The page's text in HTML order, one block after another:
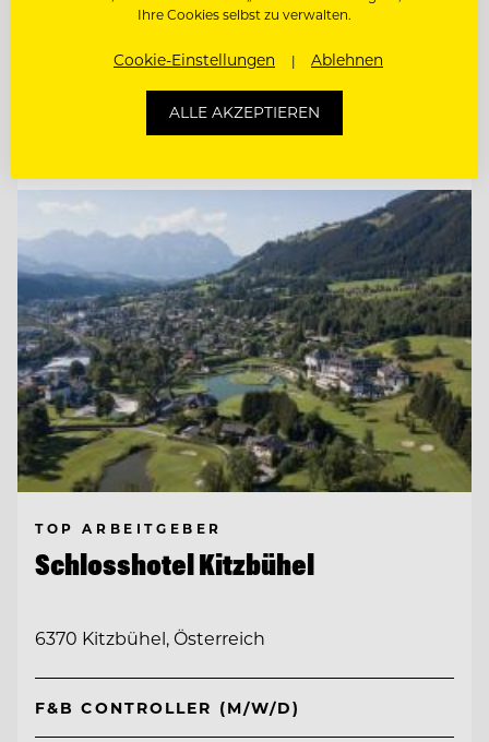
RESTAURANTLEITER M/W/D
TOP ARBEITGEBER
Schlosshotel Kitzbühel
6370 Kitzbühel, Österreich
F&B CONTROLLER (M/W/D)
Ihre Cookies selbst zu verwalten.
Cookie-Einstellungen Ablehnen
ALLE AKZEPTIEREN